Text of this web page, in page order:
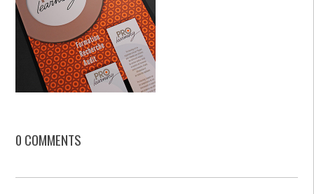
0 COMMENTS